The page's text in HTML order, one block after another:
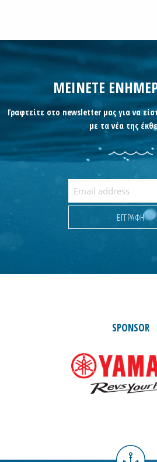
ΜΕΙΝΕΤΕ
Γραφτείτε στο newsletter μας για να
με τα νέα της
SPONSOR